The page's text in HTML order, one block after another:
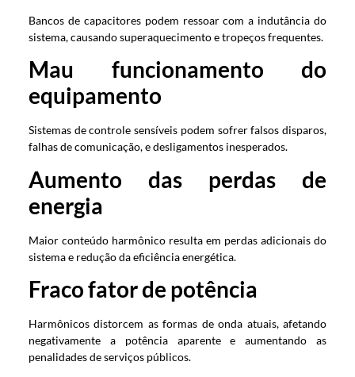
Bancos de capacitores podem ressoar com a indutância do
sistema, causando superaquecimento e tropeços frequentes.
Mau funcionamento do
equipamento
Sistemas de controle sensíveis podem sofrer falsos disparos,
falhas de comunicação, e desligamentos inesperados.
Aumento das perdas de
energia
Maior conteúdo harmônico resulta em perdas adicionais do
sistema e redução da eficiência energética.
Fraco fator de potência
Harmônicos distorcem as formas de onda atuais, afetando
negativamente a potência aparente e aumentando as
penalidades de serviços públicos.